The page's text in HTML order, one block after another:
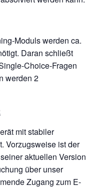
Moduls werden ca.
Daran schließt
Choice-Fragen
werden 2
mit stabiler
Vorzugsweise ist der
aktuellen Version
über unser
Zugang zum E-